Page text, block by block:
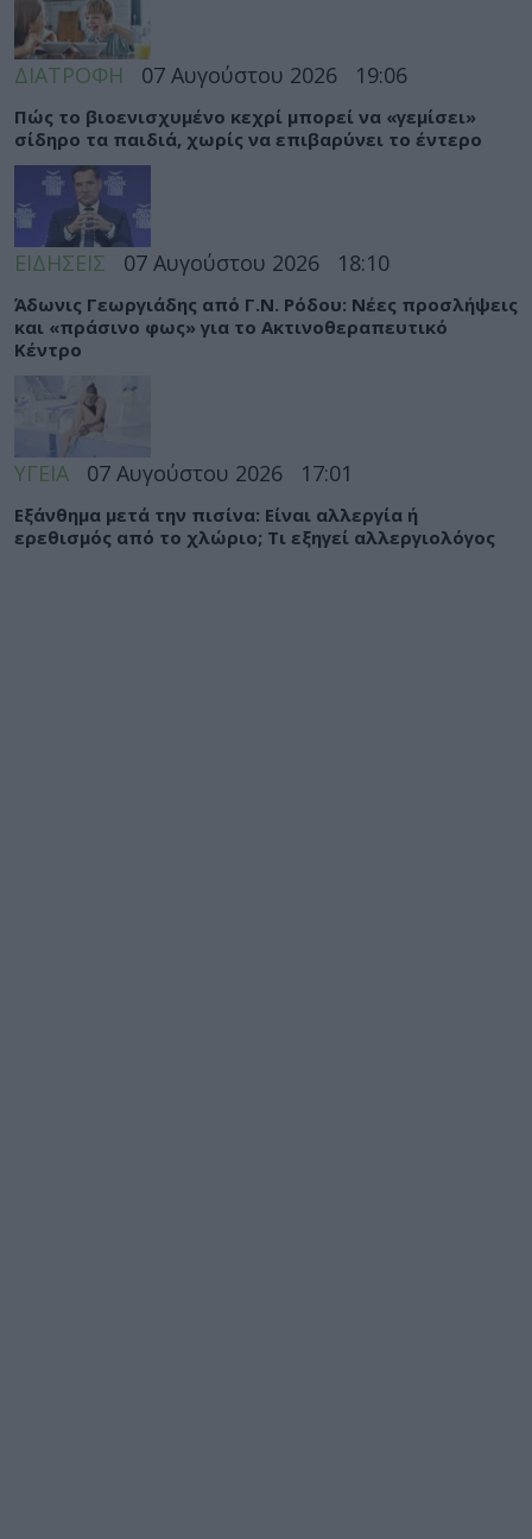
ΔΙΑΤΡΟΦΗ 07 Αυγούστου 2026 19:06
Πώς το βιοενισχυμένο κεχρί μπορεί να «γεμίσει»
σίδηρο τα παιδιά, χωρίς να επιβαρύνει το έντερο
ΕΙΔΗΣΕΙΣ 07 Αυγούστου 2026 18:10
Άδωνις Γεωργιάδης από Γ.Ν. Ρόδου: Νέες προσλήψεις
και «πράσινο φως» για το Ακτινοθεραπευτικό
Κέντρο
ΥΓΕΙΑ 07 Αυγούστου 2026 17:01
Εξάνθημα μετά την πισίνα: Είναι αλλεργία ή
ερεθισμός από το χλώριο; Τι εξηγεί αλλεργιολόγος